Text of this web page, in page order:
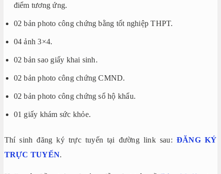
điểm tương ứng.
02 bản photo công chứng bằng tốt nghiệp THPT.
04 ảnh 3×4.
02 bản sao giấy khai sinh.
02 bản photo công chứng CMND.
02 bản photo công chứng sổ hộ khẩu.
01 giấy khám sức khỏe.
Thí sinh đăng ký trực tuyến tại đường link sau: ĐĂNG KÝ
TRỰC TUYẾN.